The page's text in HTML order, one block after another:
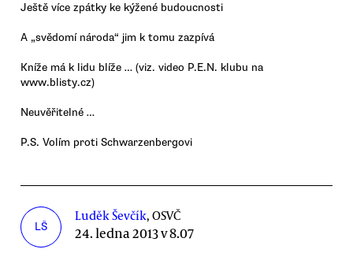
Ještě více zpátky ke kýžené budoucnosti
A „svědomí národa“ jim k tomu zazpívá
Kníže má k lidu blíže … (viz. video P.E.N. klubu na
www.blisty.cz)
Neuvěřitelné …
P.S. Volím proti Schwarzenbergovi
LŠ
Luděk Ševčík, OSVČ
24. ledna 2013 v 8.07